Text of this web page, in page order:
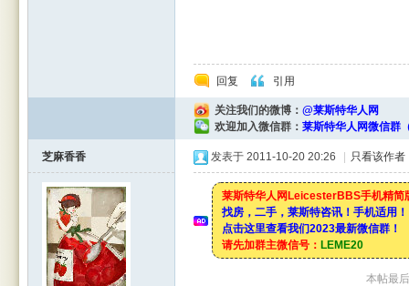
回复 引用
关注我们的微博：@莱斯特华人网
欢迎加入微信群：莱斯特华人网微信群
芝麻香香 发表于 2011-10-20 20:26 只看该作者
莱斯特华人网LeicesterBBS手机精简
找房，二手，莱斯特咨讯！手机适用！
点击这里查看我们2023最新微信群！
请先加群主微信号： LEME20
本帖最